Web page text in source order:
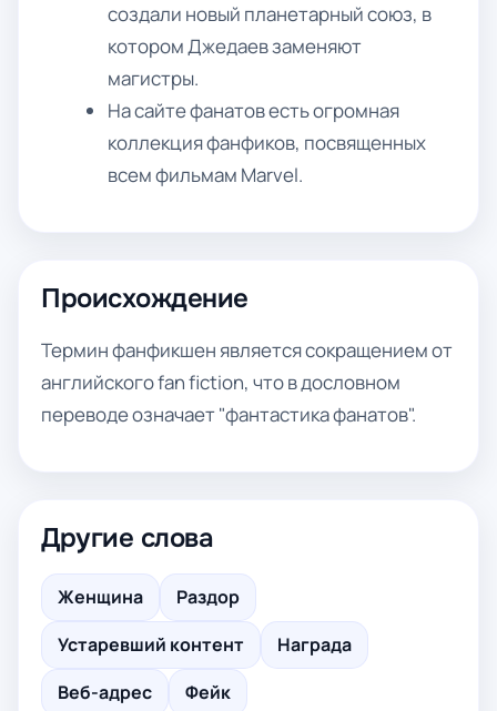
создали новый планетарный союз, в
котором Джедаев заменяют
магистры.
На сайте фанатов есть огромная
коллекция фанфиков, посвященных
всем фильмам Marvel.
Происхождение
Термин фанфикшен является сокращением от
английского fan fiction, что в дословном
переводе означает "фантастика фанатов".
Другие слова
Женщина
Раздор
Устаревший контент
Награда
Веб-адрес
Фейк